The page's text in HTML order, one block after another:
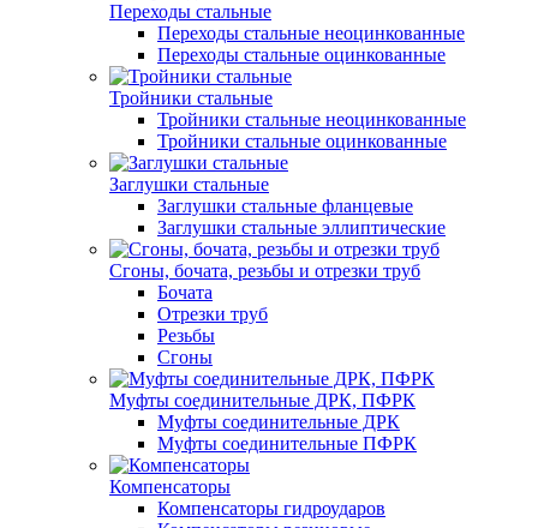
Переходы стальные
Переходы стальные неоцинкованные
Переходы стальные оцинкованные
Тройники стальные
Тройники стальные неоцинкованные
Тройники стальные оцинкованные
Заглушки стальные
Заглушки стальные фланцевые
Заглушки стальные эллиптические
Сгоны, бочата, резьбы и отрезки труб
Бочата
Отрезки труб
Резьбы
Сгоны
Муфты соединительные ДРК, ПФРК
Муфты соединительные ДРК
Муфты соединительные ПФРК
Компенсаторы
Компенсаторы гидроударов